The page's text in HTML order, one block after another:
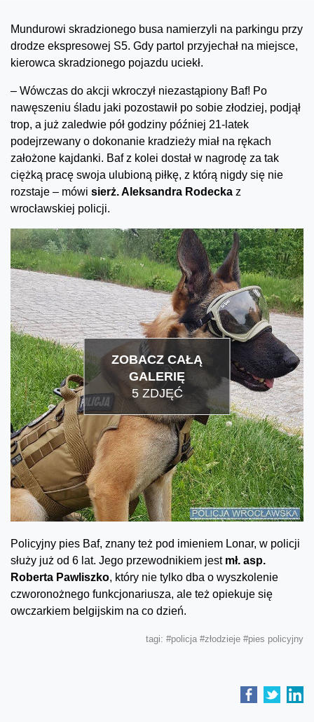
Mundurowi skradzionego busa namierzyli na parkingu przy
drodze ekspresowej S5. Gdy partol przyjechał na miejsce,
kierowca skradzionego pojazdu uciekł.
– Wówczas do akcji wkroczył niezastąpiony Baf! Po
nawęszeniu śladu jaki pozostawił po sobie złodziej, podjął
trop, a już zaledwie pół godziny później 21-latek
podejrzewany o dokonanie kradzieży miał na rękach
założone kajdanki. Baf z kolei dostał w nagrodę za tak
ciężką pracę swoja ulubioną piłkę, z którą nigdy się nie
rozstaje – mówi sierż. Aleksandra Rodecka z
wrocławskiej policji.
ZOBACZ CAŁĄ
GALERIĘ
5 ZDJĘĆ
Policyjny pies Baf, znany też pod imieniem Lonar, w policji
służy już od 6 lat. Jego przewodnikiem jest mł. asp.
Roberta Pawliszko, który nie tylko dba o wyszkolenie
czworonożnego funkcjonariusza, ale też opiekuje się
owczarkiem belgijskim na co dzień.
tagi: #policja #złodzieje #pies policyjny